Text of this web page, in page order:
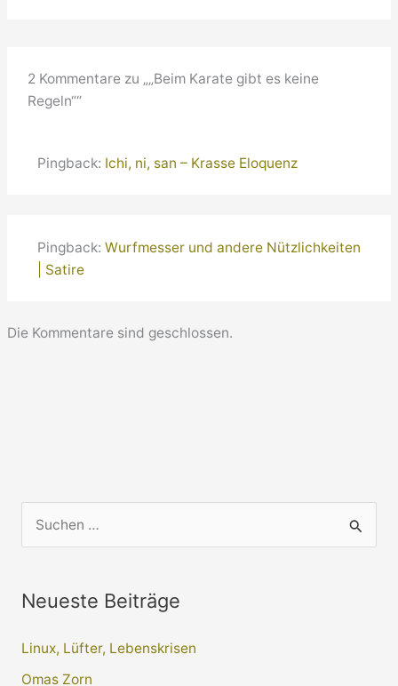
2 Kommentare zu „„Beim Karate gibt es keine
Regeln““
Pingback: Ichi, ni, san – Krasse Eloquenz
Pingback: Wurfmesser und andere Nützlichkeiten
| Satire
Die Kommentare sind geschlossen.
u
h
n
n
Neueste Beiträge
Linux, Lüfter, Lebenskrisen
Omas Zorn